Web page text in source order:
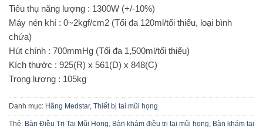
Tiêu thụ năng lượng : 1300W (+/-10%)
Máy nén khí : 0~2kgf/cm2 (Tối đa 120ml/tối thiểu, loại bình
chứa)
Hút chính : 700mmHg (Tối đa 1,500ml/tối thiểu)
Kích thước : 925(R) x 561(D) x 848(C)
Trọng lượng : 105kg
Danh mục: Hãng Medstar, Thiết bị tai mũi họng
Thẻ: Bàn Điều Trị Tai Mũi Họng, Bàn khám điều trị tai mũi họng, Bàn khám tai